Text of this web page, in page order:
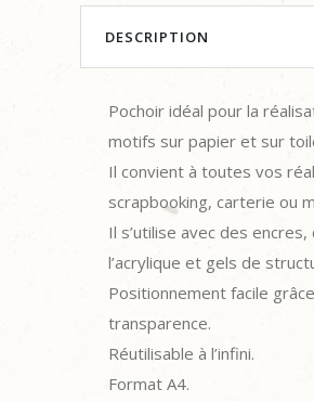
PointsDESCRIPTION
Pochoir idéal pour la
motifs sur papier et sur
Il convient à toutes vos
scrapbooking, carterie ou
Il s’utilise avec des encres,
l’acrylique et gels de
Positionnement facile
transparence.
Réutilisable à l’infini.
Format A4.